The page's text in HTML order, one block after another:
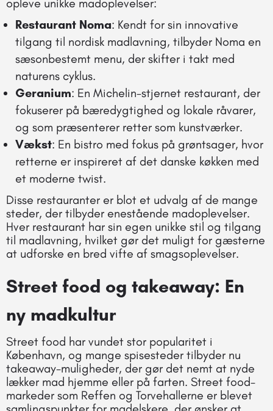
Restaurant Noma: Kendt for sin innovative
tilgang til nordisk madlavning, tilbyder Noma en
sæsonbestemt menu, der skifter i takt med
naturens cyklus.
Geranium: En Michelin-stjernet restaurant, der
fokuserer på bæredygtighed og lokale råvarer,
og som præsenterer retter som kunstværker.
Vækst: En bistro med fokus på grøntsager, hvor
retterne er inspireret af det danske køkken med
et moderne twist.
Disse restauranter er blot et udvalg af de mange
steder, der tilbyder enestående madoplevelser.
Hver restaurant har sin egen unikke stil og tilgang
til madlavning, hvilket gør det muligt for gæsterne
at udforske en bred vifte af smagsoplevelser.
Street food og takeaway: En
ny madkultur
Street food har vundet stor popularitet i
København, og mange spisesteder tilbyder nu
takeaway-muligheder, der gør det nemt at nyde
lækker mad hjemme eller på farten. Street food-
markeder som Reffen og Torvehallerne er blevet